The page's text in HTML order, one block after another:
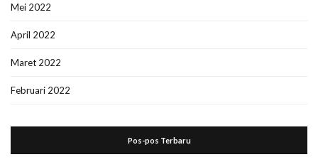
Mei 2022
April 2022
Maret 2022
Februari 2022
Pos-pos Terbaru